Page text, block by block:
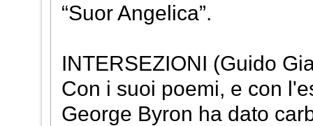
“Suor Angelica”.
INTERSEZIONI (Guido
Con i suoi poemi, e con
George Byron ha dato